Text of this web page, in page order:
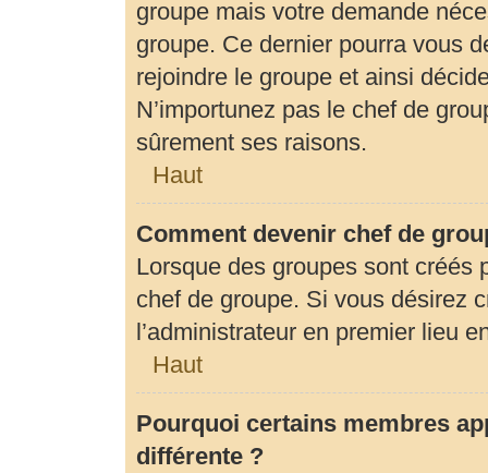
groupe mais votre demande
groupe. Ce dernier pourra vous
rejoindre le groupe et ainsi
N’importunez pas le chef de
sûrement ses raisons.
Haut
Comment devenir chef de
Lorsque des groupes sont créés
chef de groupe. Si vous désirez
l’administrateur en premier lieu
Haut
Pourquoi certains membres
différente ?